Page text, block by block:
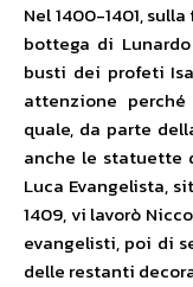
Nel 1400-1401,
bottega di
busti dei profeti
attenzione
quale, da parte
anche le statuette
Luca Evangelista,
1409, vi lavorò
evangelisti, poi di
delle restanti